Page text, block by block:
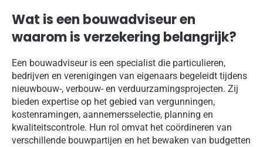
Wat is een bouwadviseur en
waarom is verzekering belangrijk?
Een bouwadviseur is een specialist die particulieren,
bedrijven en verenigingen van eigenaars begeleidt tijdens
nieuwbouw-, verbouw- en verduurzamingsprojecten. Zij
bieden expertise op het gebied van vergunningen,
kostenramingen, aannemersselectie, planning en
kwaliteitscontrole. Hun rol omvat het coördineren van
verschillende bouwpartijen en het bewaken van budgetten